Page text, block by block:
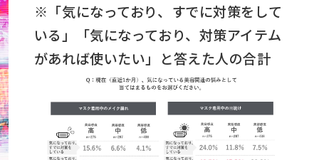
※「気になっており、すでに対策をして
いる」「気になっており、対策アイテム
があれば使いたい」と答えた人の合計